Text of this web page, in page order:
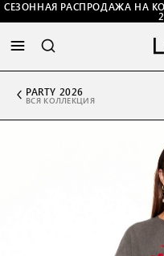
СЕЗОННАЯ РАСПРОДАЖА НА
PARTY 2026
ВСЯ КОЛЛЕКЦИЯ